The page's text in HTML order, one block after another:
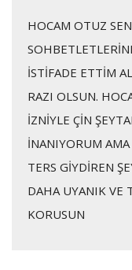
HOCAM OTUZ
İSTİFADE ETTİM
RAZI OLSUN.
İZNİYLE ÇİN
İNANIYORUM
TERS GİYDİREN
DAHA UYANIK VE
KORUSUN